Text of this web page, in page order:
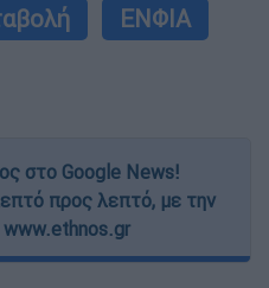
and otherΕΝΦΙΑ
στο Google News!
προς λεπτό, με την